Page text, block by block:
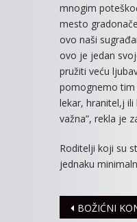
mnogim
mesto
ovo naši
ovo je jedan
pružiti veću
pomognemo tim
lekar, hranitel,j
važna”, rekla je
Roditelji koji su
jednaku
BOŽIĆNI KONCERT NEMAČKOG